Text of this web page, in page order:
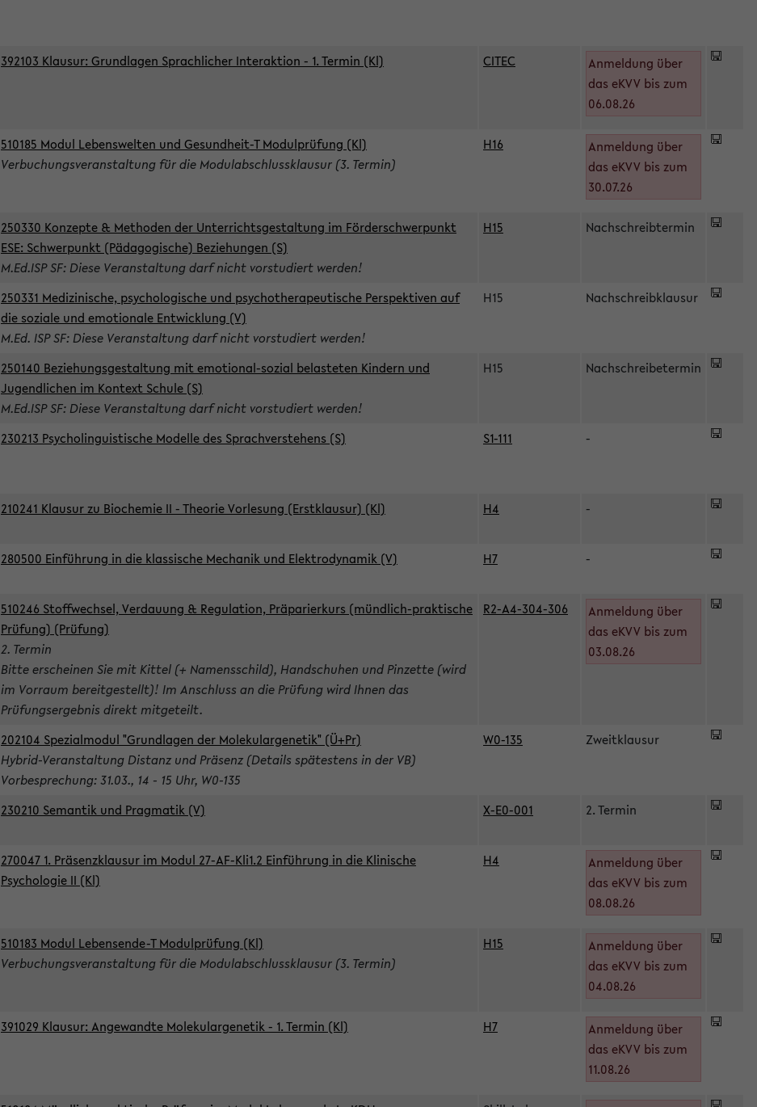
392103 Klausur: Grundlagen Sprachlicher Interaktion - 1. Termin (Kl) CITEC
Anmeldung über
das eKVV bis zum
06.08.26
510185 Modul Lebenswelten und Gesundheit-T Modulprüfung (Kl)
Verbuchungsveranstaltung für die Modulabschlussklausur (3. Termin)
H16
Anmeldung über
das eKVV bis zum
30.07.26
250330 Konzepte & Methoden der Unterrichtsgestaltung im Förderschwerpunkt
ESE: Schwerpunkt (Pädagogische) Beziehungen (S)
M.Ed.ISP SF: Diese Veranstaltung darf nicht vorstudiert werden!
H15 Nachschreibtermin
250331 Medizinische, psychologische und psychotherapeutische Perspektiven auf
die soziale und emotionale Entwicklung (V)
M.Ed. ISP SF: Diese Veranstaltung darf nicht vorstudiert werden!
H15 Nachschreibklausur
250140 Beziehungsgestaltung mit emotional-sozial belasteten Kindern und
Jugendlichen im Kontext Schule (S)
M.Ed.ISP SF: Diese Veranstaltung darf nicht vorstudiert werden!
H15 Nachschreibetermin
230213 Psycholinguistische Modelle des Sprachverstehens (S) S1-111 -
210241 Klausur zu Biochemie II - Theorie Vorlesung (Erstklausur) (Kl) H4 -
280500 Einführung in die klassische Mechanik und Elektrodynamik (V) H7 -
510246 Stoffwechsel, Verdauung & Regulation, Präparierkurs (mündlich-praktische
Prüfung) (Prüfung)
2. Termin
Bitte erscheinen Sie mit Kittel (+ Namensschild), Handschuhen und Pinzette (wird
im Vorraum bereitgestellt)! Im Anschluss an die Prüfung wird Ihnen das
Prüfungsergebnis direkt mitgeteilt.
R2-A4-304-306
Anmeldung über
das eKVV bis zum
03.08.26
202104 Spezialmodul "Grundlagen der Molekulargenetik" (Ü+Pr)
Hybrid-Veranstaltung Distanz und Präsenz (Details spätestens in der VB)
Vorbesprechung: 31.03., 14 - 15 Uhr, W0-135
W0-135 Zweitklausur
230210 Semantik und Pragmatik (V) X-E0-001 2. Termin
270047 1. Präsenzklausur im Modul 27-AF-Kli1.2 Einführung in die Klinische
Psychologie II (Kl)
H4
Anmeldung über
das eKVV bis zum
08.08.26
510183 Modul Lebensende-T Modulprüfung (Kl)
Verbuchungsveranstaltung für die Modulabschlussklausur (3. Termin)
H15
Anmeldung über
das eKVV bis zum
04.08.26
391029 Klausur: Angewandte Molekulargenetik - 1. Termin (Kl) H7
Anmeldung über
das eKVV bis zum
11.08.26